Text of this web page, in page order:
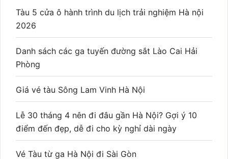
Tàu 5 cửa ô hành trình du lịch trải nghiệm Hà nội
2026
Danh sách các ga tuyến đường sắt Lào Cai Hải
Phòng
Giá vé tàu Sông Lam Vinh Hà Nội
Lễ 30 tháng 4 nên đi đâu gần Hà Nội? Gợi ý 10
điểm đến đẹp, dễ đi cho kỳ nghỉ dài ngày
Vé Tàu từ ga Hà Nội đi Sài Gòn